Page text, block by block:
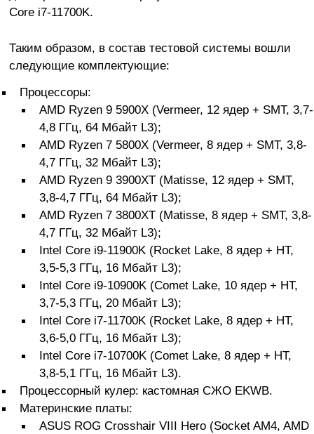
Core i7-11700K.
Таким образом, в состав тестовой системы вошли
следующие комплектующие:
Процессоры:
AMD Ryzen 9 5900X (Vermeer, 12 ядер + SMT, 3,7-
4,8 ГГц, 64 Мбайт L3);
AMD Ryzen 7 5800X (Vermeer, 8 ядер + SMT, 3,8-
4,7 ГГц, 32 Мбайт L3);
AMD Ryzen 9 3900XT (Matisse, 12 ядер + SMT,
3,8-4,7 ГГц, 64 Мбайт L3);
AMD Ryzen 7 3800XT (Matisse, 8 ядер + SMT, 3,8-
4,7 ГГц, 32 Мбайт L3);
Intel Core i9-11900K (Rocket Lake, 8 ядер + HT,
3,5-5,3 ГГц, 16 Мбайт L3);
Intel Core i9-10900K (Comet Lake, 10 ядер + HT,
3,7-5,3 ГГц, 20 Мбайт L3);
Intel Core i7-11700K (Rocket Lake, 8 ядер + HT,
3,6-5,0 ГГц, 16 Мбайт L3);
Intel Core i7-10700K (Comet Lake, 8 ядер + HT,
3,8-5,1 ГГц, 16 Мбайт L3).
Процессорный кулер: кастомная СЖО EKWB.
Материнские платы:
ASUS ROG Crosshair VIII Hero (Socket AM4, AMD